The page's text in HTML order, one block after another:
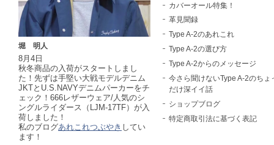
堀 明人
8月4日
秋冬商品の入荷がスタートしまし
た！先ずは手堅い大戦モデルデニム
JKTとU.S.NAVYデニムパーカーをチ
ェック！666レザーウェア/人気のシ
ングルライダース（LJM-17TF）が入
荷しました！
私のブログあれこれつぶやき してい
ます！
カバーオール特集！
革見聞録
Type A-2のあれこれ
Type A-2の選び方
Type A-2からのメッセージ
今さら聞けないType A-2のちょ
だけ深イイ話
ショップブログ
特定商取引法に基づく表記